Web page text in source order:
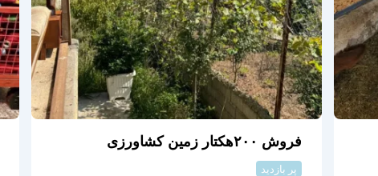
فروش ۲۰۰هکتار زمین کشاورزی
پر بازدید